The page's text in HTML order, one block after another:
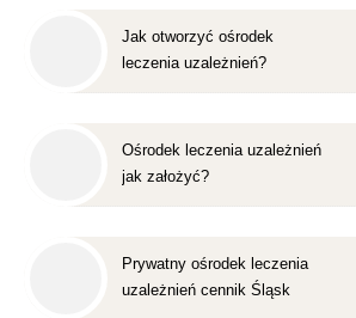
Jak otworzyć ośrodek
leczenia uzależnień?
Ośrodek leczenia uzależnień
jak założyć?
Prywatny ośrodek leczenia
uzależnień cennik Śląsk